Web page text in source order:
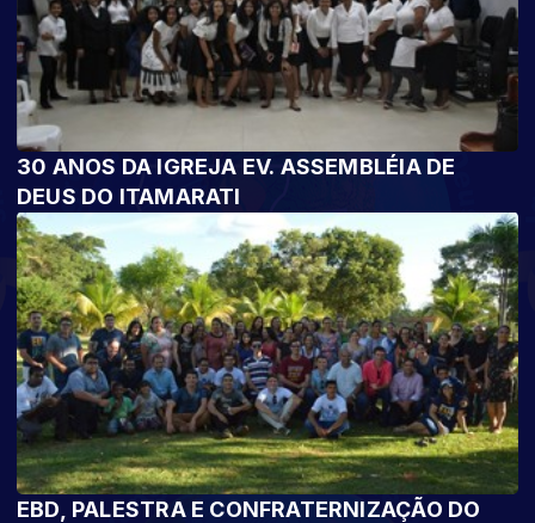
30 ANOS DA IGREJA EV. ASSEMBLÉIA DE
DEUS DO ITAMARATI
EBD, PALESTRA E CONFRATERNIZAÇÃO DO